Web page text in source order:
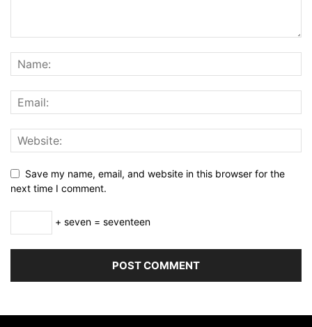
Save my name, email, and website in this browser for the
next time I comment.
+ seven = seventeen